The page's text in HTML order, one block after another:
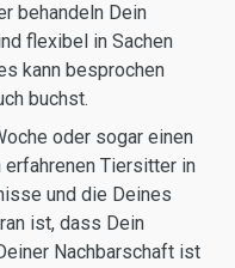
behandeln Dein
flexibel in Sachen
kann besprochen
buchst.
oder sogar einen
Tiersitter in
und die Deines
ist, dass Dein
Nachbarschaft ist